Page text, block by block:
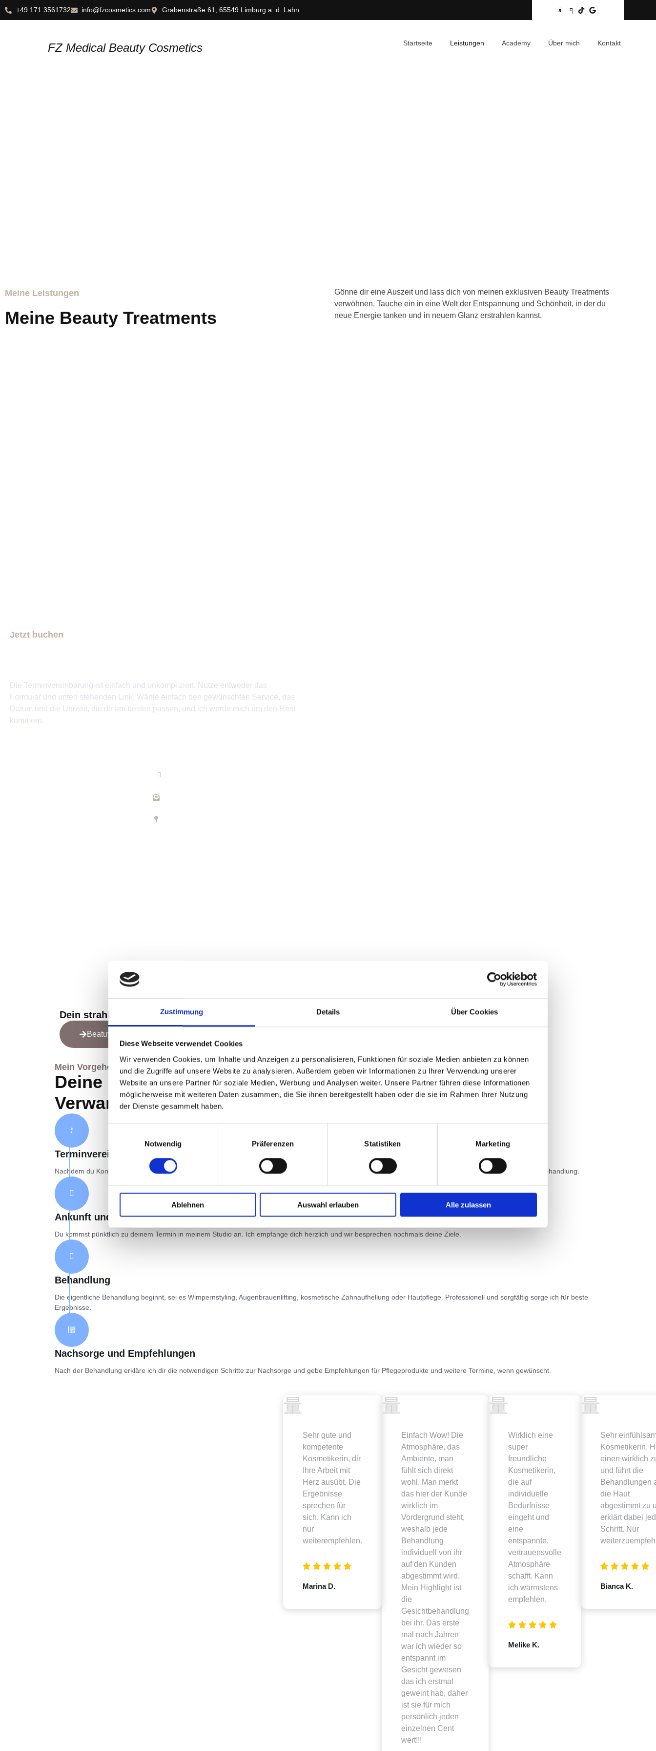
Zustimmung Details Über Cookies
Diese Webseite verwendet Cookies
Wir verwenden Cookies, um Inhalte und Anzeigen zu personalisieren, Funktionen für soziale Medien anbieten zu können
und die Zugriffe auf unsere Website zu analysieren. Außerdem geben wir Informationen zu Ihrer Verwendung unserer
Website an unsere Partner für soziale Medien, Werbung und Analysen weiter. Unsere Partner führen diese Informationen
möglicherweise mit weiteren Daten zusammen, die Sie ihnen bereitgestellt haben oder die sie im Rahmen Ihrer Nutzung
der Dienste gesammelt haben.
Notwendig
Präferenzen Statistiken Marketing
Ablehnen Auswahl erlauben Alle zulassen
+49 171 3561732 info@fzcosmetics.com Grabenstraße 61, 65549 Limburg a. d. Lahn
FZ Medical Beauty Cosmetics Startseite Leistungen Academy Über mich Kontakt
Meine Leistungen
Meine Beauty Treatments
Gönne dir eine Auszeit und lass dich von meinen exklusiven Beauty Treatments
verwöhnen. Tauche ein in eine Welt der Entspannung und Schönheit, in der du
neue Energie tanken und in neuem Glanz erstrahlen kannst.
Jetzt buchen
Die Terminvereinbarung ist einfach und unkompliziert. Nutze entweder das
Formular und unten stehenden Link. Wähle einfach den gewünschten Service, das
Datum und die Uhrzeit, die dir am besten passen, und ich werde mich um den Rest
kümmern.
Dein strahlendes Spiegelbild erwartet dich. Lass uns beginnen!
Beatuy-Treatment starten
Mein Vorgehen
Deine Beauty-Reise: vom Termin bis zur strahlenden
Verwandlung
Terminvereinbarung
Nachdem du Kontakt mit mir aufgenommen hast, besprechen wir deine Bedürfnisse und Wünsche. Gemeinsam finden wir einen passenden Termin für deine Behandlung.
Ankunft und Empfang
Du kommst pünktlich zu deinem Termin in meinem Studio an. Ich empfange dich herzlich und wir besprechen nochmals deine Ziele.
Behandlung
Die eigentliche Behandlung beginnt, sei es Wimpernstyling, Augenbrauenlifting, kosmetische Zahnaufhellung oder Hautpflege. Professionell und sorgfältig sorge ich für beste
Ergebnisse.
Nachsorge und Empfehlungen
Nach der Behandlung erkläre ich dir die notwendigen Schritte zur Nachsorge und gebe Empfehlungen für Pflegeprodukte und weitere Termine, wenn gewünscht.
Sehr gute und
kompetente
Kosmetikerin, dir
Ihre Arbeit mit
Herz ausübt. Die
Ergebnisse
sprechen für
sich. Kann ich
nur
weiterempfehlen.
Marina D.
Einfach Wow! Die
Atmosphäre, das
Ambiente, man
fühlt sich direkt
wohl. Man merkt
das hier der Kunde
wirklich im
Vordergrund steht,
weshalb jede
Behandlung
individuell von ihr
auf den Kunden
abgestimmt wird.
Mein Highlight ist
die
Gesichtbehandlung
bei ihr. Das erste
mal nach Jahren
war ich wieder so
entspannt im
Gesicht gewesen
das ich erstmal
geweint hab, daher
ist sie für mich
persönlich jeden
einzelnen Cent
wert!!!
Wirklich eine
super
freundliche
Kosmetikerin,
die auf
individuelle
Bedürfnisse
eingeht und
eine
entspannte,
vertrauensvolle
Atmosphäre
schafft. Kann
ich wärmstens
empfehlen.
Melike K.
Sehr
Kosmetikerin.
einen wirklich
und führt die
Behandlungen
die Haut
abgestimmt zu
erklärt dabei
Schritt. Nur
Bianca K.